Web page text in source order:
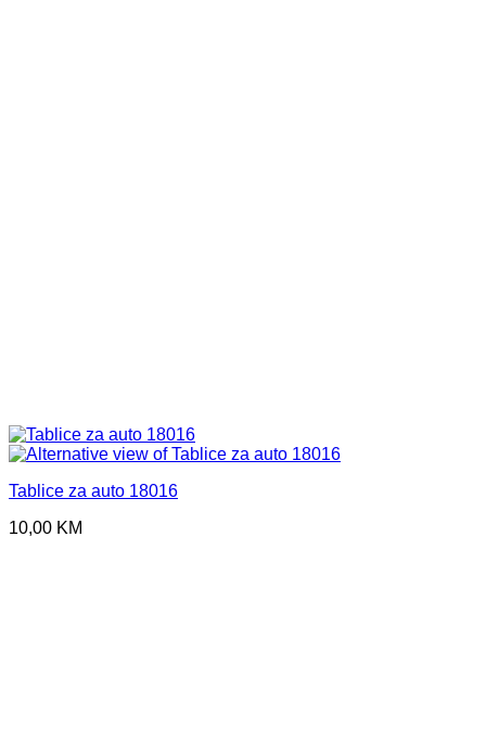
Tablice za auto 18016
10,00 KM